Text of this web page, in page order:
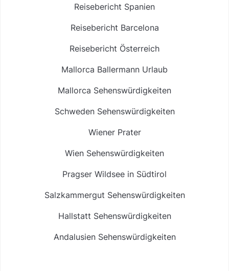
Reisebericht Spanien
Reisebericht Barcelona
Reisebericht Österreich
Mallorca Ballermann Urlaub
Mallorca Sehenswürdigkeiten
Schweden Sehenswürdigkeiten
Wiener Prater
Wien Sehenswürdigkeiten
Pragser Wildsee in Südtirol
Salzkammergut Sehenswürdigkeiten
Hallstatt Sehenswürdigkeiten
Andalusien Sehenswürdigkeiten